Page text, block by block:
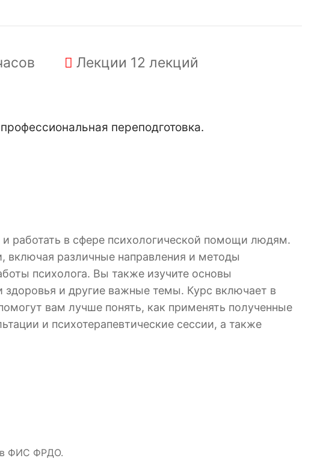
Лекции 12 лекций
переподготовка.
и работать в сфере психологической помощи людям.
включая различные направления и методы
психолога. Вы также изучите основы
здоровья и другие важные темы. Курс включает в
вам лучше понять, как применять полученные
и психотерапевтические сессии, а также
в ФИС ФРДО.